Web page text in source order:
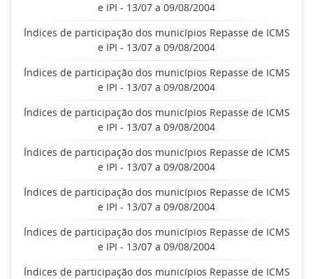
e IPI - 13/07 a 09/08/2004
Índices de participação dos municípios Repasse de ICMS
e IPI - 13/07 a 09/08/2004
Índices de participação dos municípios Repasse de ICMS
e IPI - 13/07 a 09/08/2004
Índices de participação dos municípios Repasse de ICMS
e IPI - 13/07 a 09/08/2004
Índices de participação dos municípios Repasse de ICMS
e IPI - 13/07 a 09/08/2004
Índices de participação dos municípios Repasse de ICMS
e IPI - 13/07 a 09/08/2004
Índices de participação dos municípios Repasse de ICMS
e IPI - 13/07 a 09/08/2004
Índices de participação dos municípios Repasse de ICMS